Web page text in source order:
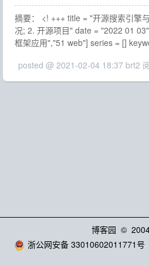
摘要： <! +++ title = "开源搜索引擎
况; 2. 开源项目" date = "2022 01
框架应用","51 web"] series = []
posted @ 2021-02-04 18:37 brt2
博客园 ©
浙公网安备 33010602011771号